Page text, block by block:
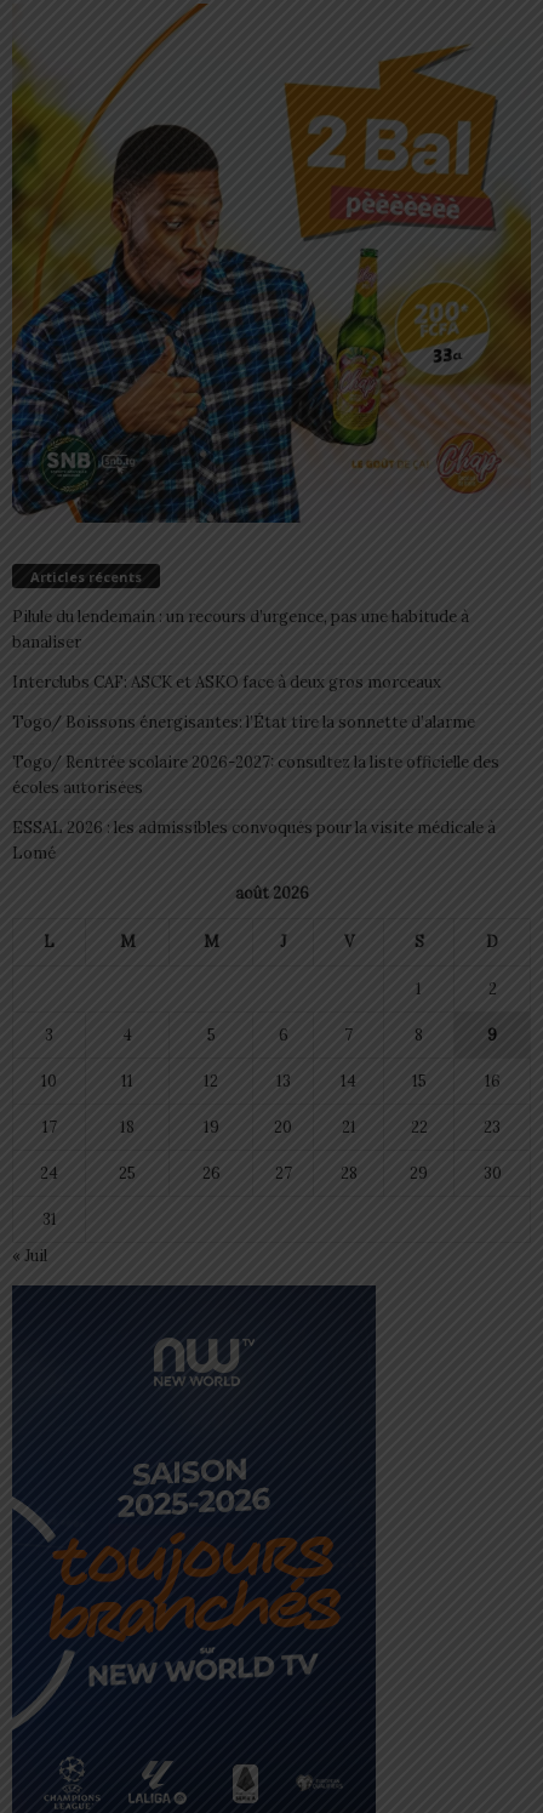
Articles récents
Pilule du lendemain : un recours d’urgence, pas une habitude à
banaliser
Interclubs CAF: ASCK et ASKO face à deux gros morceaux
Togo/ Boissons énergisantes: l’État tire la sonnette d’alarme
Togo/ Rentrée scolaire 2026-2027: consultez la liste officielle des
écoles autorisées
ESSAL 2026 : les admissibles convoqués pour la visite médicale à
Lomé
août 2026
L M M J V S D
1 2
3 4 5 6 7 8 9
10 11 12 13 14 15 16
17 18 19 20 21 22 23
24 25 26 27 28 29 30
31
« Juil